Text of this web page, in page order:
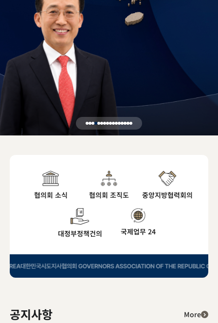
협의회 소식 협의회 조직도 중앙지방협력회의
대정부정책건의 국제업무 24
공지사항 More